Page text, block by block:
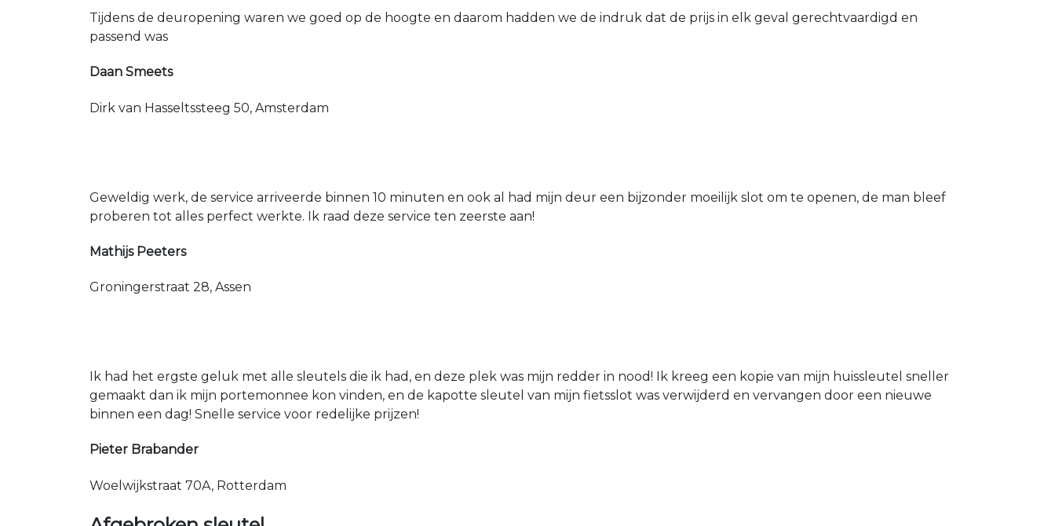
Tijdens de deuropening waren we goed op de hoogte en daarom hadden we de indruk dat de prijs in elk geval gerechtvaardigd en
passend was
Daan Smeets
Dirk van Hasseltssteeg 50, Amsterdam
Geweldig werk, de service arriveerde binnen 10 minuten en ook al had mijn deur een bijzonder moeilijk slot om te openen, de man bleef
proberen tot alles perfect werkte. Ik raad deze service ten zeerste aan!
Mathijs Peeters
Groningerstraat 28, Assen
Ik had het ergste geluk met alle sleutels die ik had, en deze plek was mijn redder in nood! Ik kreeg een kopie van mijn huissleutel sneller
gemaakt dan ik mijn portemonnee kon vinden, en de kapotte sleutel van mijn fietsslot was verwijderd en vervangen door een nieuwe
binnen een dag! Snelle service voor redelijke prijzen!
Pieter Brabander
Woelwijkstraat 70A, Rotterdam